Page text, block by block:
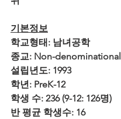
기본정보
학교형태: 남녀공학
종교: Non-denominational
설립년도: 1993
학년: PreK-12
학생 수: 236 (9-12: 126명)
반 평균 학생수: 16